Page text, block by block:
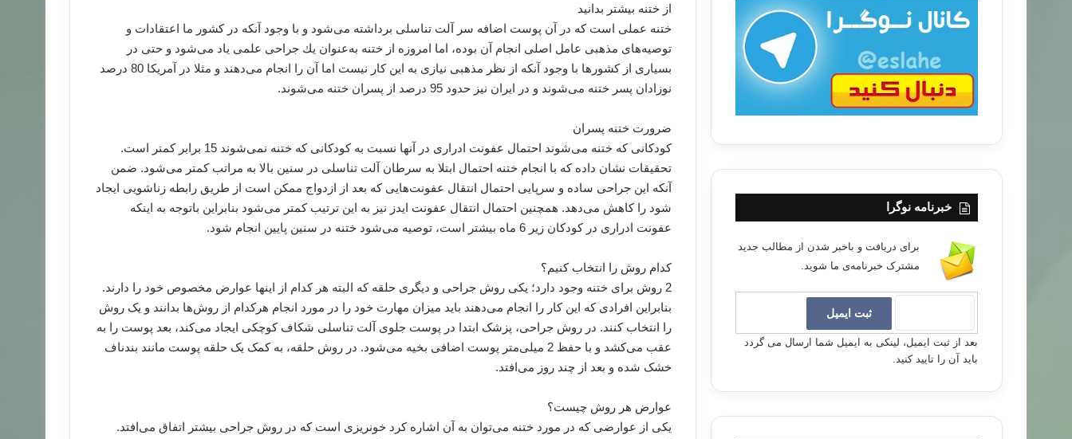
از ختنه بیشتر بدانید
ختنه عملی است که در آن پوست اضافه سر آلت تناسلی برداشته می‌شود و با وجود آنکه در کشور ما اعتقادات و
توصیه‌های مذهبی عامل اصلی انجام آن بوده، اما امروزه از ختنه به‌عنوان یك جراحی علمی یاد می‌شود و حتی در
بسیاری از کشورها با وجود آنکه از نظر مذهبی نیازی به این کار نیست اما آن را انجام می‌دهند و مثلا در آمریکا 80 درصد
نوزادان پسر ختنه می‌شوند و در ایران نیز حدود 95 درصد از پسران ختنه می‌شوند.
ضرورت ختنه پسران
کودکانی که ختنه می‌شوند احتمال عفونت ادراری در آنها نسبت به کودکانی كه ختنه نمی‌شوند 15 برابر کمتر است.
تحقیقات نشان داده كه با انجام ختنه احتمال ابتلا به سرطان آلت تناسلی در سنین بالا به مراتب کمتر می‌شود. ضمن
آنکه این جراحی ساده و سرپایی احتمال انتقال عفونت‌هایی که بعد از ازدواج ممکن است از طریق رابطه زناشویی ایجاد
شود را کاهش می‌دهد. همچنین احتمال انتقال عفونت ایدز نیز به این ترتیب کمتر می‌شود بنابراین باتوجه به اینکه
عفونت ادراری در کودکان زیر 6 ماه بیشتر است، توصیه می‌شود ختنه در سنین پایین انجام شود.
كدام روش را انتخاب كنیم؟
2 روش برای ختنه وجود دارد؛ یکی روش جراحی و دیگری حلقه‌ که البته هر کدام از اینها عوارض مخصوص خود را دارند.
بنابراین افرادی که این کار را انجام می‌دهند باید میزان مهارت خود را در مورد انجام هرکدام از روش‌ها بدانند و یک روش
را انتخاب کنند. در روش جراحی، پزشک ابتدا در پوست جلوی آلت تناسلی شکاف کوچکی ایجاد می‌کند، بعد پوست را به
عقب می‌کشد و با حفظ 2 میلی‌متر پوست اضافی بخیه می‌شود. در روش حلقه، به کمک یک حلقه پوست مانند بندناف
خشک شده و بعد از چند روز می‌افتد.
عوارض هر روش چیست؟
یکی از عوارضی که در مورد ختنه می‌توان به آن اشاره کرد خونریزی است که در روش جراحی بیشتر اتفاق می‌افتد.
خبرنامه نوگرا
برای دریافت و باخبر شدن از مطالب جدید
مشترک خبرنامه‌ی ما شوید.
بعد از ثبت ایمیل، لینکی به ایمیل شما ارسال می گردد
باید آن را تایید کنید.